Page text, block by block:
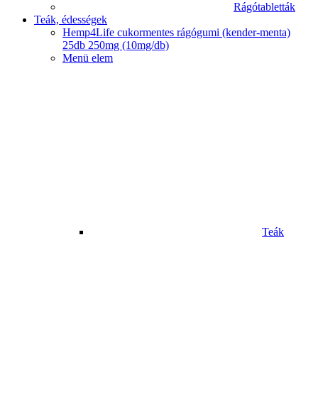
Rágótabletták
Teák, édességek
Hemp4Life cukormentes rágógumi (kender-menta)
25db 250mg (10mg/db)
Menü elem
Teák